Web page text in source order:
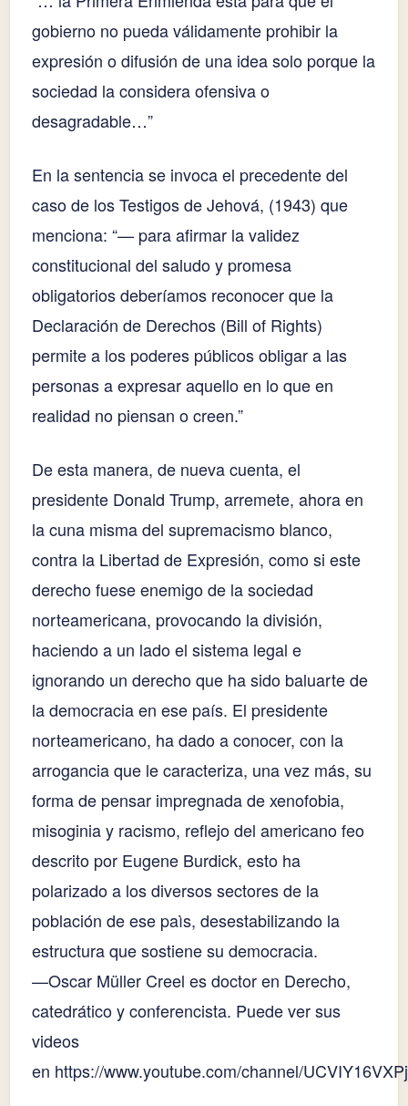
gobierno no pueda válidamente prohibir la
expresión o difusión de una idea solo porque la
sociedad la considera ofensiva o
desagradable…”
En la sentencia se invoca el precedente del
caso de los Testigos de Jehová, (1943) que
menciona: “— para afirmar la validez
constitucional del saludo y promesa
obligatorios deberíamos reconocer que la
Declaración de Derechos (Bill of Rights)
permite a los poderes públicos obligar a las
personas a expresar aquello en lo que en
realidad no piensan o creen.”
De esta manera, de nueva cuenta, el
presidente Donald Trump, arremete, ahora en
la cuna misma del supremacismo blanco,
contra la Libertad de Expresión, como si este
derecho fuese enemigo de la sociedad
norteamericana, provocando la división,
haciendo a un lado el sistema legal e
ignorando un derecho que ha sido baluarte de
la democracia en ese país. El presidente
norteamericano, ha dado a conocer, con la
arrogancia que le caracteriza, una vez más, su
forma de pensar impregnada de xenofobia,
misoginia y racismo, reflejo del americano feo
descrito por Eugene Burdick, esto ha
polarizado a los diversos sectores de la
población de ese paìs, desestabilizando la
estructura que sostiene su democracia.
—Oscar Müller Creel es doctor en Derecho,
catedrático y conferencista. Puede ver sus
videos
en https://www.youtube.com/channel/